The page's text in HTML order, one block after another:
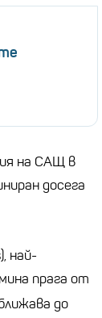
на САЩ в
досега
най-
прага от
до